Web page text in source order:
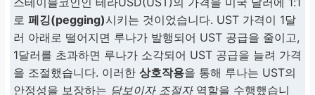
로 페깅(pegging)시키는 것이었습니다. UST 가격이 1달
러 아래로 떨어지면 루나가 발행되어 UST 공급을 줄이고,
1달러를 초과하면 루나가 소각되어 UST 공급을 늘려 가격
을 조절했습니다. 이러한 상호작용을 통해 루나는 UST의
안정성을 보장하는 담보이자 조절자역할을 수행했습니